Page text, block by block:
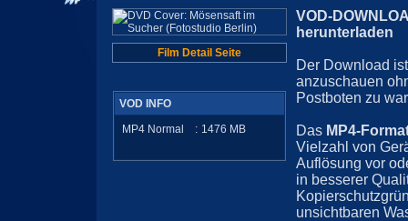
Film Detail Seite
VOD INFO
MP4 Normal
: 1476 MB
VOD-
herunterladen
Der Download
anzuschauen
Postboten zu
Das MP4-
Vielzahl von
Auflösung vor
in besserer
unsichtbaren